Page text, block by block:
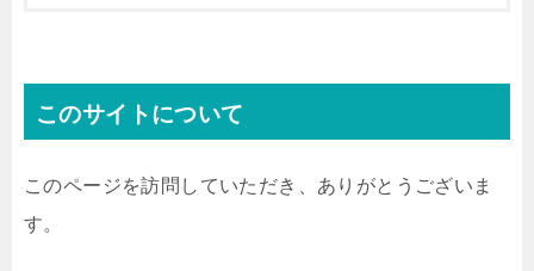
このサイトについて
このページを訪問していただき、ありがとうございま
す。